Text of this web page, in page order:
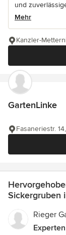
und
Mehr
Kanzler-
GartenLinke
Fasaneriestr.
Sickergruben
Rieger